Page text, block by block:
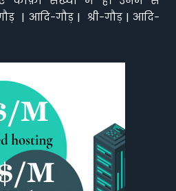
| आदि-गौड़ | श्री-गौड़ | आदि-